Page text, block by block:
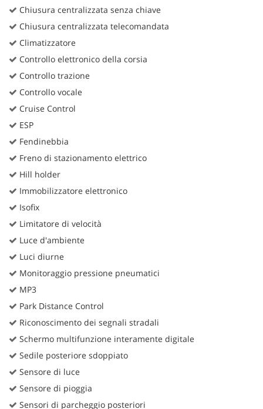
Chiusura centralizzata senza chiave
Chiusura centralizzata telecomandata
Climatizzatore
Controllo elettronico della corsia
Controllo trazione
Controllo vocale
Cruise Control
ESP
Fendinebbia
Freno di stazionamento elettrico
Hill holder
Immobilizzatore elettronico
Isofix
Limitatore di velocità
Luce d'ambiente
Luci diurne
Monitoraggio pressione pneumatici
MP3
Park Distance Control
Riconoscimento dei segnali stradali
Schermo multifunzione interamente digitale
Sedile posteriore sdoppiato
Sensore di luce
Sensore di pioggia
Sensori di parcheggio posteriori